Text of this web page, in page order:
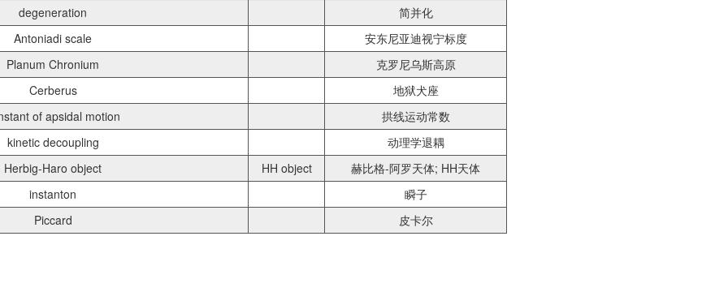
degeneration
简并化
Antoniadi scale
安东尼亚迪视宁标度
Planum Chronium
克罗尼乌斯高原
Cerberus
地狱犬座
of apsidal motion
拱线运动常数
kinetic decoupling
动理学退耦
Herbig-Haro object
HH object
赫比格-阿罗天体; HH天体
instanton
瞬子
Piccard
皮卡尔